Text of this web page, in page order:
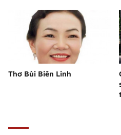
Thơ Bùi Biên Linh